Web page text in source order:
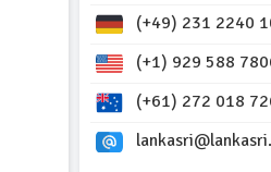
(+49) 231 2240
(+1) 929 588
(+61) 272 018